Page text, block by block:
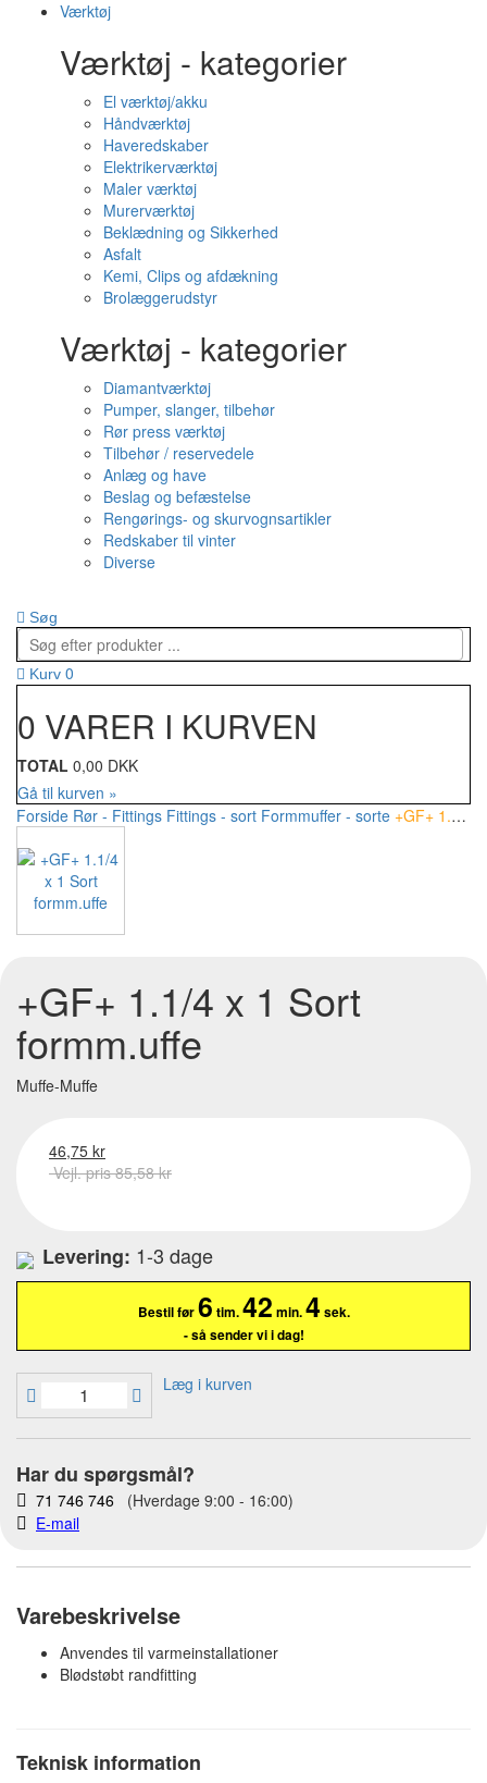
Værktøj
Værktøj - kategorier
El værktøj/akku
Håndværktøj
Haveredskaber
Elektrikerværktøj
Maler værktøj
Murerværktøj
Beklædning og Sikkerhed
Asfalt
Kemi, Clips og afdækning
Brolæggerudstyr
Værktøj - kategorier
Diamantværktøj
Pumper, slanger, tilbehør
Rør press værktøj
Tilbehør / reservedele
Anlæg og have
Beslag og befæstelse
Rengørings- og skurvognsartikler
Redskaber til vinter
Diverse
Søg
Kurv 0
0 VARER I KURVEN
TOTAL 0,00 DKK
Gå til kurven »
Forside Rør - Fittings Fittings - sort Formmuffer - sorte +GF+ 1.1/4 x 1 Sort formm.uffe
+GF+ 1.1/4 x 1 Sort
formm.uffe
Muffe-Muffe
46,75 kr
Vejl. pris 85,58 kr
Levering: 1-3 dage
Bestil før6 tim.42 min.4 sek.
- så sender vi i dag!
Læg i kurven
Har du spørgsmål?
71 746 746 (Hverdage 9:00 - 16:00)
E-mail
Varebeskrivelse
Anvendes til varmeinstallationer
Blødstøbt randfitting
Teknisk information